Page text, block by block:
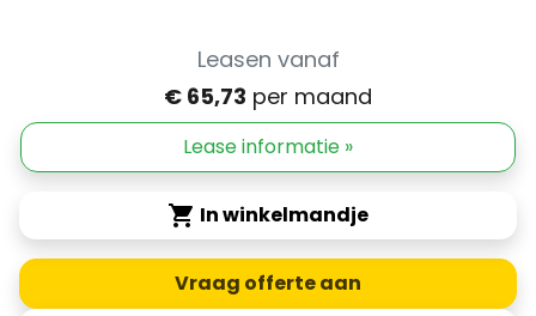
Leasen vanaf
€ 65,73 per maand
Lease informatie »
shopping_cart In winkelmandje
Vraag offerte aan